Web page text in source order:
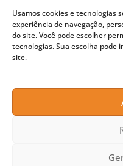
Usamos cookies e tecnologias
experiência de navegação,
do site. Você pode escolher
tecnologias. Sua escolha pode
site.
participaçãosubirá
graças ao aumento
🚀 Buscando a
Confira nossas